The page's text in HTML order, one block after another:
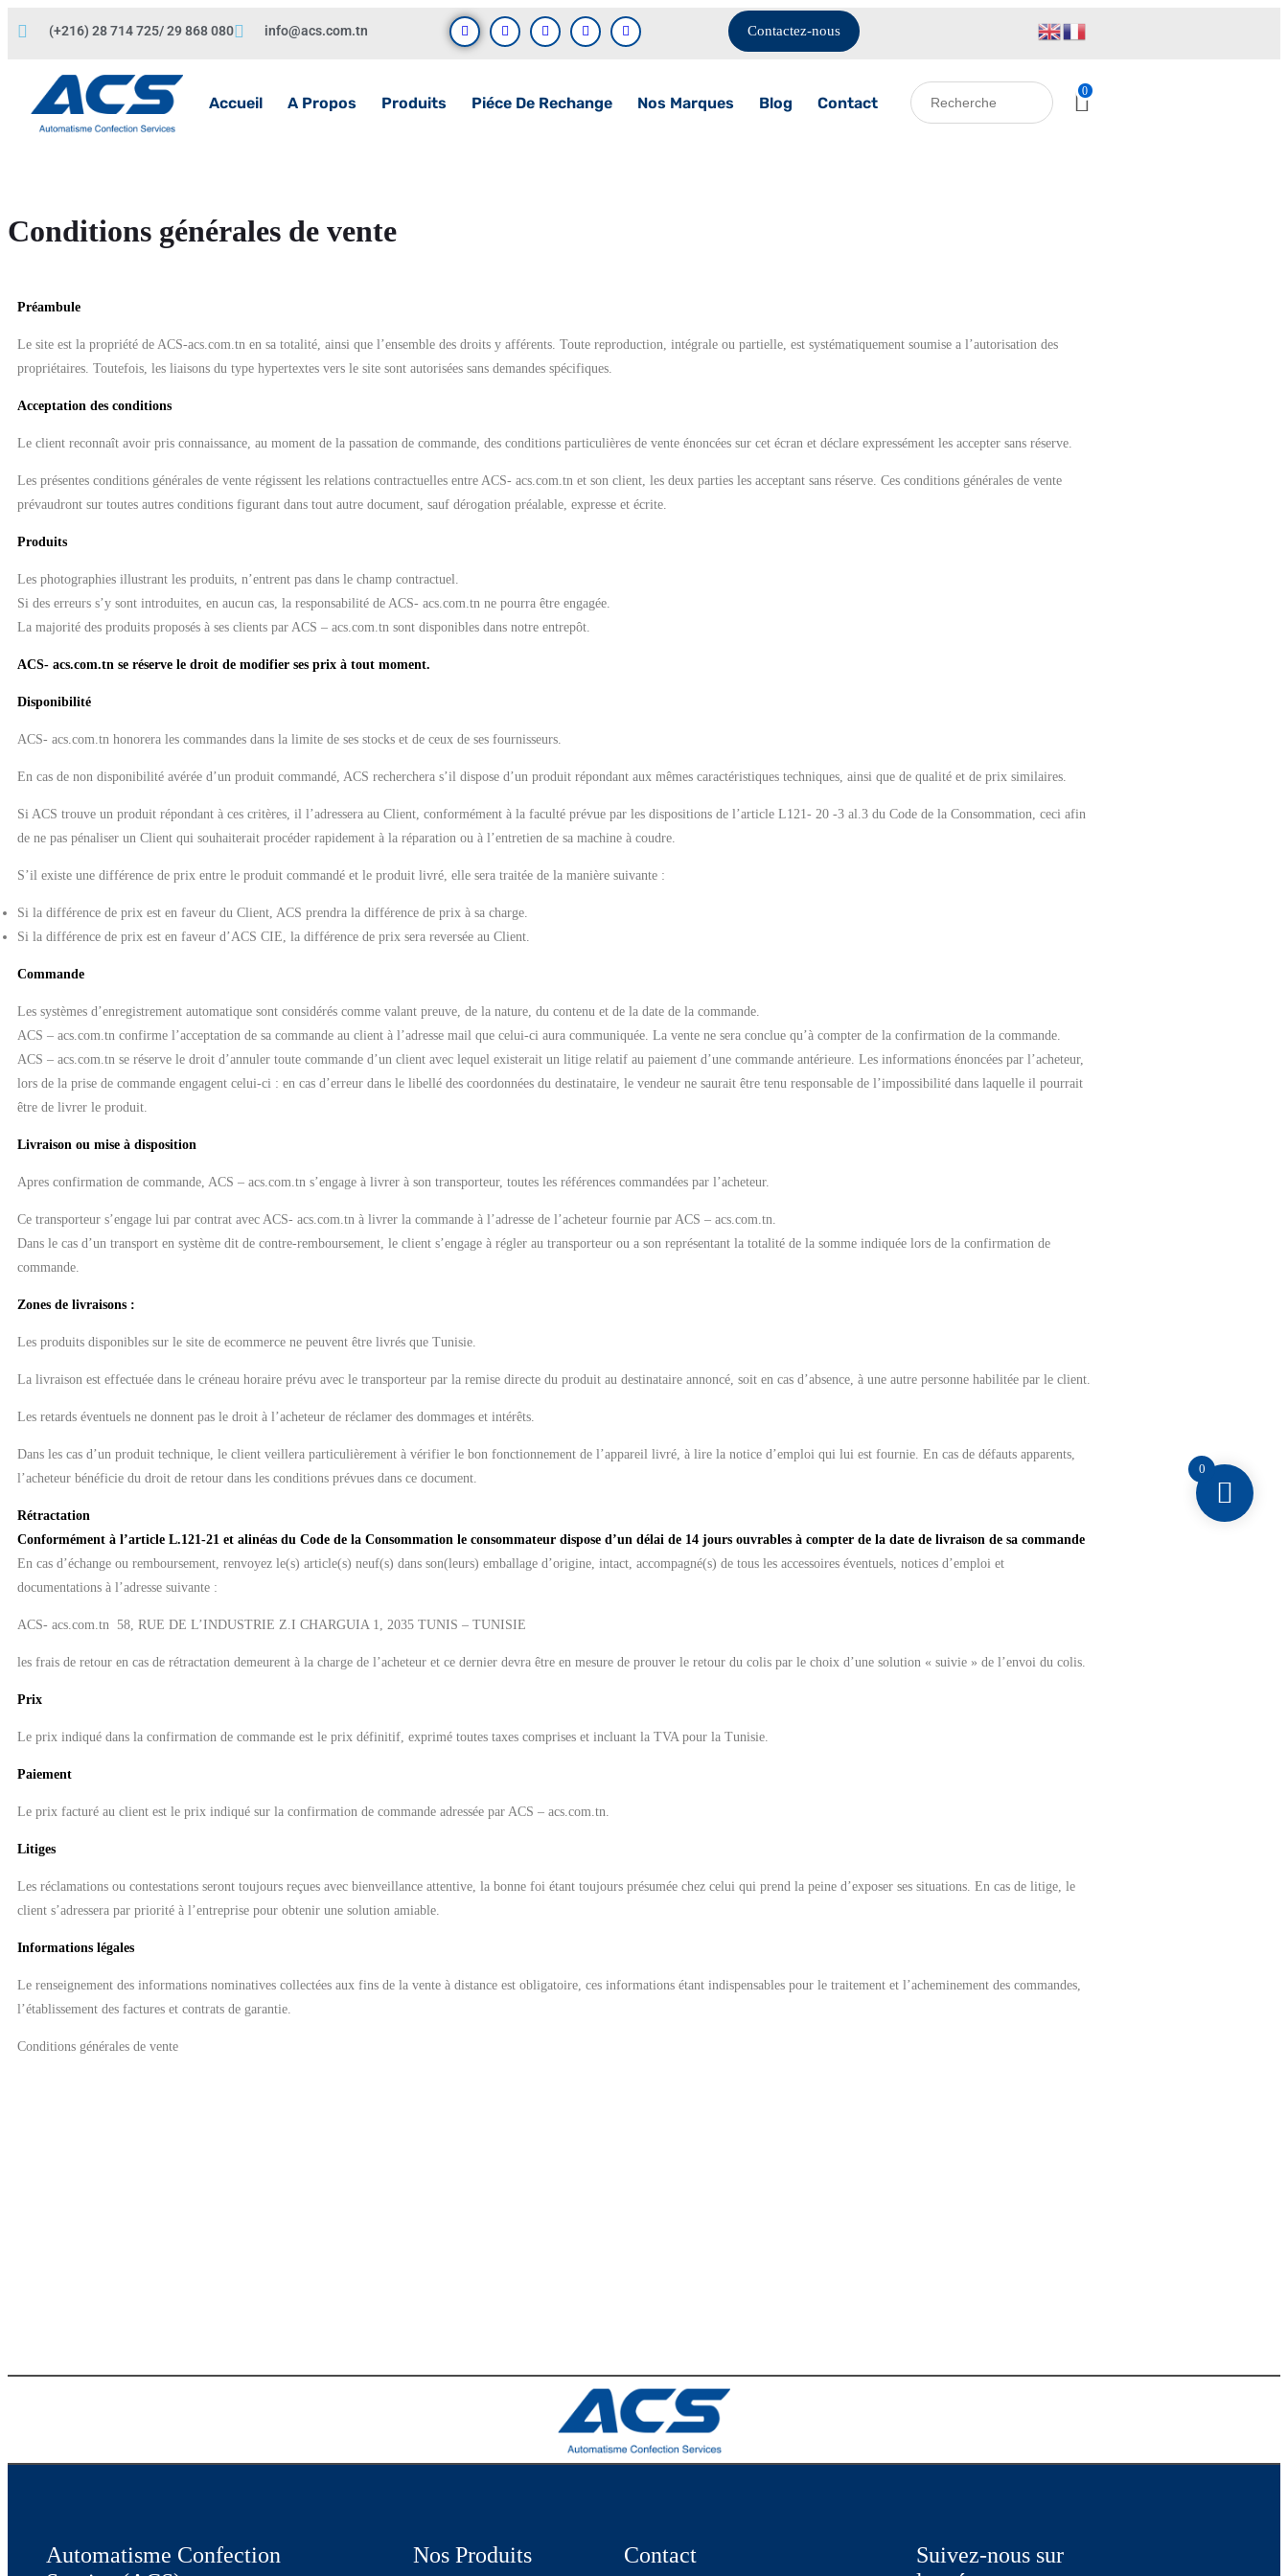
(+216) 28 714 725/ 29 868 080 info@acs.com.tn Contactez-nous
Accueil A Propos Produits Piéce De Rechange Nos Marques Blog Contact
0
Conditions générales de vente
Préambule
Le site est la propriété de ACS-acs.com.tn en sa totalité, ainsi que l’ensemble des droits y afférents. Toute reproduction, intégrale ou partielle, est systématiquement soumise a l’autorisation des
propriétaires. Toutefois, les liaisons du type hypertextes vers le site sont autorisées sans demandes spécifiques.
Acceptation des conditions
Le client reconnaît avoir pris connaissance, au moment de la passation de commande, des conditions particulières de vente énoncées sur cet écran et déclare expressément les accepter sans réserve.
Les présentes conditions générales de vente régissent les relations contractuelles entre ACS- acs.com.tn et son client, les deux parties les acceptant sans réserve. Ces conditions générales de vente
prévaudront sur toutes autres conditions figurant dans tout autre document, sauf dérogation préalable, expresse et écrite.
Produits
Les photographies illustrant les produits, n’entrent pas dans le champ contractuel.
Si des erreurs s’y sont introduites, en aucun cas, la responsabilité de ACS- acs.com.tn ne pourra être engagée.
La majorité des produits proposés à ses clients par ACS – acs.com.tn sont disponibles dans notre entrepôt.
ACS- acs.com.tn se réserve le droit de modifier ses prix à tout moment.
Disponibilité
ACS- acs.com.tn honorera les commandes dans la limite de ses stocks et de ceux de ses fournisseurs.
En cas de non disponibilité avérée d’un produit commandé, ACS recherchera s’il dispose d’un produit répondant aux mêmes caractéristiques techniques, ainsi que de qualité et de prix similaires.
Si ACS trouve un produit répondant à ces critères, il l’adressera au Client, conformément à la faculté prévue par les dispositions de l’article L121- 20 -3 al.3 du Code de la Consommation, ceci afin
de ne pas pénaliser un Client qui souhaiterait procéder rapidement à la réparation ou à l’entretien de sa machine à coudre.
S’il existe une différence de prix entre le produit commandé et le produit livré, elle sera traitée de la manière suivante :
Si la différence de prix est en faveur du Client, ACS prendra la différence de prix à sa charge.
Si la différence de prix est en faveur d’ACS CIE, la différence de prix sera reversée au Client.
Commande
Les systèmes d’enregistrement automatique sont considérés comme valant preuve, de la nature, du contenu et de la date de la commande.
ACS – acs.com.tn confirme l’acceptation de sa commande au client à l’adresse mail que celui-ci aura communiquée. La vente ne sera conclue qu’à compter de la confirmation de la commande.
ACS – acs.com.tn se réserve le droit d’annuler toute commande d’un client avec lequel existerait un litige relatif au paiement d’une commande antérieure. Les informations énoncées par l’acheteur,
lors de la prise de commande engagent celui-ci : en cas d’erreur dans le libellé des coordonnées du destinataire, le vendeur ne saurait être tenu responsable de l’impossibilité dans laquelle il pourrait
être de livrer le produit.
Livraison ou mise à disposition
Apres confirmation de commande, ACS – acs.com.tn s’engage à livrer à son transporteur, toutes les références commandées par l’acheteur.
Ce transporteur s’engage lui par contrat avec ACS- acs.com.tn à livrer la commande à l’adresse de l’acheteur fournie par ACS – acs.com.tn.
Dans le cas d’un transport en système dit de contre-remboursement, le client s’engage à régler au transporteur ou a son représentant la totalité de la somme indiquée lors de la confirmation de
commande.
Zones de livraisons :
Les produits disponibles sur le site de ecommerce ne peuvent être livrés que Tunisie.
La livraison est effectuée dans le créneau horaire prévu avec le transporteur par la remise directe du produit au destinataire annoncé, soit en cas d’absence, à une autre personne habilitée par le client.
Les retards éventuels ne donnent pas le droit à l’acheteur de réclamer des dommages et intérêts.
Dans les cas d’un produit technique, le client veillera particulièrement à vérifier le bon fonctionnement de l’appareil livré, à lire la notice d’emploi qui lui est fournie. En cas de défauts apparents,
l’acheteur bénéficie du droit de retour dans les conditions prévues dans ce document.
Rétractation
Conformément à l’article L.121-21 et alinéas du Code de la Consommation le consommateur dispose d’un délai de 14 jours ouvrables à compter de la date de livraison de sa commande
En cas d’échange ou remboursement, renvoyez le(s) article(s) neuf(s) dans son(leurs) emballage d’origine, intact, accompagné(s) de tous les accessoires éventuels, notices d’emploi et
documentations à l’adresse suivante :
ACS- acs.com.tn 58, RUE DE L’INDUSTRIE Z.I CHARGUIA 1, 2035 TUNIS – TUNISIE
les frais de retour en cas de rétractation demeurent à la charge de l’acheteur et ce dernier devra être en mesure de prouver le retour du colis par le choix d’une solution « suivie » de l’envoi du colis.
Prix
Le prix indiqué dans la confirmation de commande est le prix définitif, exprimé toutes taxes comprises et incluant la TVA pour la Tunisie.
Paiement
Le prix facturé au client est le prix indiqué sur la confirmation de commande adressée par ACS – acs.com.tn.
Litiges
Les réclamations ou contestations seront toujours reçues avec bienveillance attentive, la bonne foi étant toujours présumée chez celui qui prend la peine d’exposer ses situations. En cas de litige, le
client s’adressera par priorité à l’entreprise pour obtenir une solution amiable.
Informations légales
Le renseignement des informations nominatives collectées aux fins de la vente à distance est obligatoire, ces informations étant indispensables pour le traitement et l’acheminement des commandes,
l’établissement des factures et contrats de garantie.
Conditions générales de vente
Automatisme Confection
Nos Produits Contact
Suivez-nous sur
0